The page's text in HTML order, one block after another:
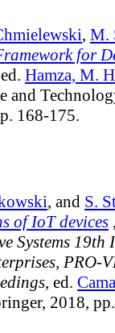
, M.
for
Hamza, M.
and
168-175.
, and S.
of IoT devices
Systems 19th
PRO-
, ed.
2018,